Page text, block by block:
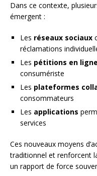
Dans ce contexte,
émergent :
Les réseaux sociaux
réclamations
Les pétitions en ligne
consumériste
Les plateformes
consommateurs
Les applications
services
Ces nouveaux moyens
traditionnel et renforcent
un rapport de force